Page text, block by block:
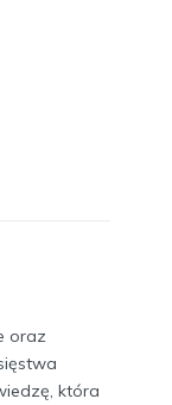
oraz
która